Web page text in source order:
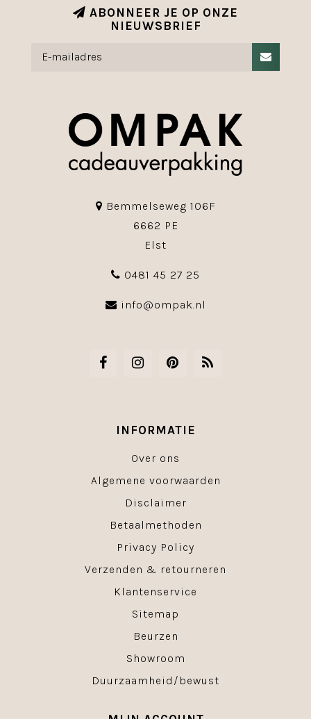
ABONNEER JE OP ONZE
NIEUWSBRIEF
Bemmelseweg 106F
6662 PE
Elst
0481 45 27 25
info@ompak.nl
INFORMATIE
Over ons
Algemene voorwaarden
Disclaimer
Betaalmethoden
Privacy Policy
Verzenden & retourneren
Klantenservice
Sitemap
Beurzen
Showroom
Duurzaamheid/bewust